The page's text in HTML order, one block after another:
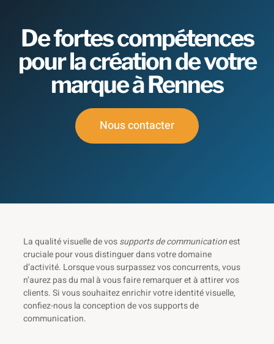
De fortes compétences
pour la création de votre
marque à Rennes
Nous contacter
La qualité visuelle de vossupports de communicationest
cruciale pour vous distinguer dans votre domaine
d’activité. Lorsque vous surpassez vos concurrents, vous
n’aurez pas du mal à vous faire remarquer et à attirer vos
clients. Si vous souhaitez enrichir votre identité visuelle,
confiez-nous la conception de vos supports de
communication.